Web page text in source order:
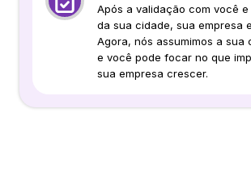
Após a validação com você
da sua cidade, sua empresa
Agora, nós assumimos a sua
e você pode focar no que
sua empresa crescer.